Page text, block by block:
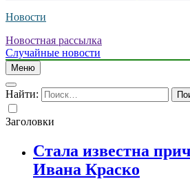
Новости
Новостная рассылка
Случайные новости
Меню
Найти:
Заголовки
Стала известна
Ивана Краско